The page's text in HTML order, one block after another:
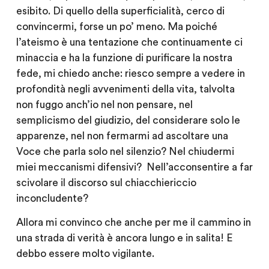
esibito. Di quello della superficialità, cerco di
convincermi, forse un po’ meno. Ma poiché
l’ateismo è una tentazione che continuamente ci
minaccia e ha la funzione di purificare la nostra
fede, mi chiedo anche: riesco sempre a vedere in
profondità negli avvenimenti della vita, talvolta
non fuggo anch’io nel non pensare, nel
semplicismo del giudizio, del considerare solo le
apparenze, nel non fermarmi ad ascoltare una
Voce che parla solo nel silenzio? Nel chiudermi
miei meccanismi difensivi? Nell’acconsentire a far
scivolare il discorso sul chiacchiericcio
inconcludente?
Allora mi convinco che anche per me il cammino in
una strada di verità è ancora lungo e in salita! E
debbo essere molto vigilante.